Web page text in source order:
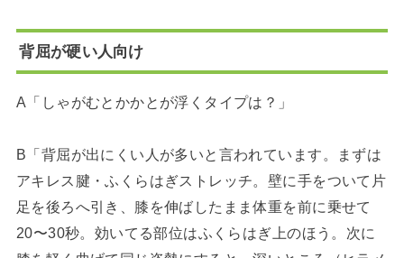
背屈が硬い人向け
A「しゃがむとかかとが浮くタイプは？」
B「背屈が出にくい人が多いと言われています。まずは
アキレス腱・ふくらはぎストレッチ。壁に手をついて片
足を後ろへ引き、膝を伸ばしたまま体重を前に乗せて
20〜30秒。効いてる部位はふくらはぎ上のほう。次に